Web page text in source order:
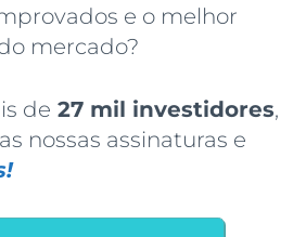
e o melhor
mercado?
de 27 mil investidores,
nossas assinaturas e